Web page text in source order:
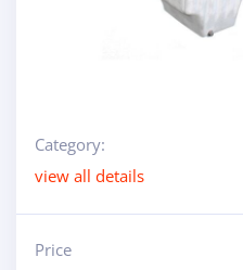
Category:
view all details
Price